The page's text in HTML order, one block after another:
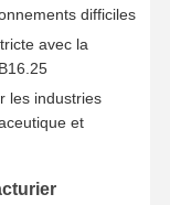
difficiles
avec la
les industries
et